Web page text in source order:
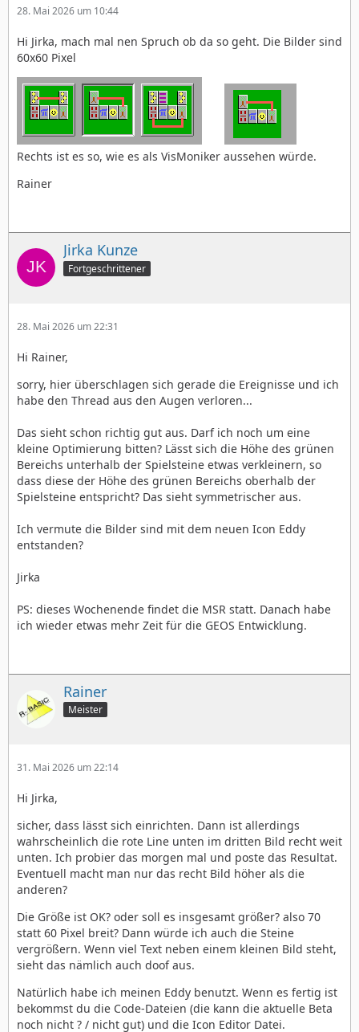
28. Mai 2026 um 10:44
Hi Jirka, mach mal nen Spruch ob da so geht. Die Bilder sind
60x60 Pixel
Rechts ist es so, wie es als VisMoniker aussehen würde.
Rainer
Jirka Kunze
Fortgeschrittener
28. Mai 2026 um 22:31
Hi Rainer,
sorry, hier überschlagen sich gerade die Ereignisse und ich
habe den Thread aus den Augen verloren...
Das sieht schon richtig gut aus. Darf ich noch um eine
kleine Optimierung bitten? Lässt sich die Höhe des grünen
Bereichs unterhalb der Spielsteine etwas verkleinern, so
dass diese der Höhe des grünen Bereichs oberhalb der
Spielsteine entspricht? Das sieht symmetrischer aus.
Ich vermute die Bilder sind mit dem neuen Icon Eddy
entstanden?
Jirka
PS: dieses Wochenende findet die MSR statt. Danach habe
ich wieder etwas mehr Zeit für die GEOS Entwicklung.
Rainer
Meister
31. Mai 2026 um 22:14
Hi Jirka,
sicher, dass lässt sich einrichten. Dann ist allerdings
wahrscheinlich die rote Line unten im dritten Bild recht weit
unten. Ich probier das morgen mal und poste das Resultat.
Eventuell macht man nur das recht Bild höher als die
anderen?
Die Größe ist OK? oder soll es insgesamt größer? also 70
statt 60 Pixel breit? Dann würde ich auch die Steine
vergrößern. Wenn viel Text neben einem kleinen Bild steht,
sieht das nämlich auch doof aus.
Natürlich habe ich meinen Eddy benutzt. Wenn es fertig ist
bekommst du die Code-Dateien (die kann die aktuelle Beta
noch nicht ? / nicht gut) und die Icon Editor Datei.